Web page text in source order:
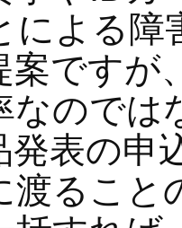
による障
案です
なので
発表の申
渡ること